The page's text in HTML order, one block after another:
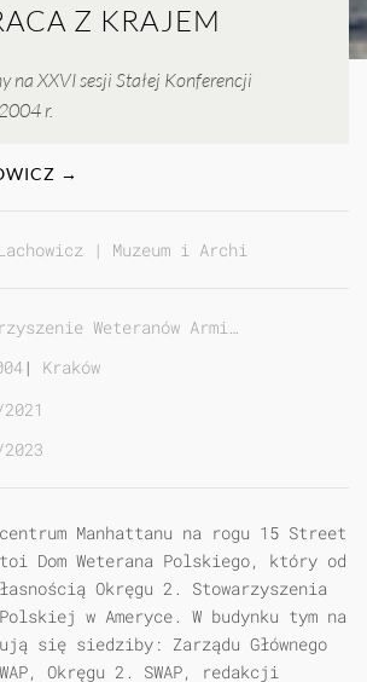
Z KRAJEM
na XXVI sesji Stałej Konferencji
r.
centrum Manhattanu na rogu 15 Street
Dom Weterana Polskiego, który od
Okręgu 2. Stowarzyszenia
w Ameryce. W budynku tym na
się siedziby: Zarządu Głównego
Okręgu 2. SWAP, redakcji
→
| Muzeum i Archiwum
Weteranów Armi…
| Kraków